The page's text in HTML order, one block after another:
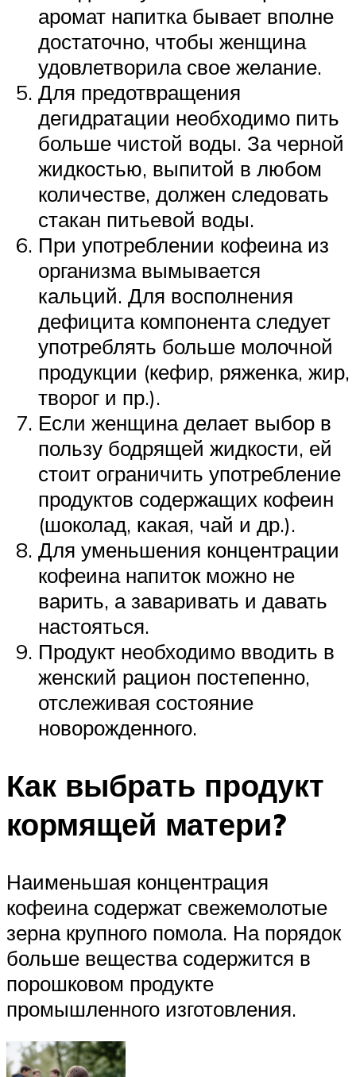
аромат напитка бывает вполне
достаточно, чтобы женщина
удовлетворила свое желание.
Для предотвращения
дегидратации необходимо пить
больше чистой воды. За черной
жидкостью, выпитой в любом
количестве, должен следовать
стакан питьевой воды.
При употреблении кофеина из
организма вымывается
кальций. Для восполнения
дефицита компонента следует
употреблять больше молочной
продукции (кефир, ряженка, жир,
творог и пр.).
Если женщина делает выбор в
пользу бодрящей жидкости, ей
стоит ограничить употребление
продуктов содержащих кофеин
(шоколад, какая, чай и др.).
Для уменьшения концентрации
кофеина напиток можно не
варить, а заваривать и давать
настояться.
Продукт необходимо вводить в
женский рацион постепенно,
отслеживая состояние
новорожденного.
Как выбрать продукт
кормящей матери?
Наименьшая концентрация
кофеина содержат свежемолотые
зерна крупного помола. На порядок
больше вещества содержится в
порошковом продукте
промышленного изготовления.